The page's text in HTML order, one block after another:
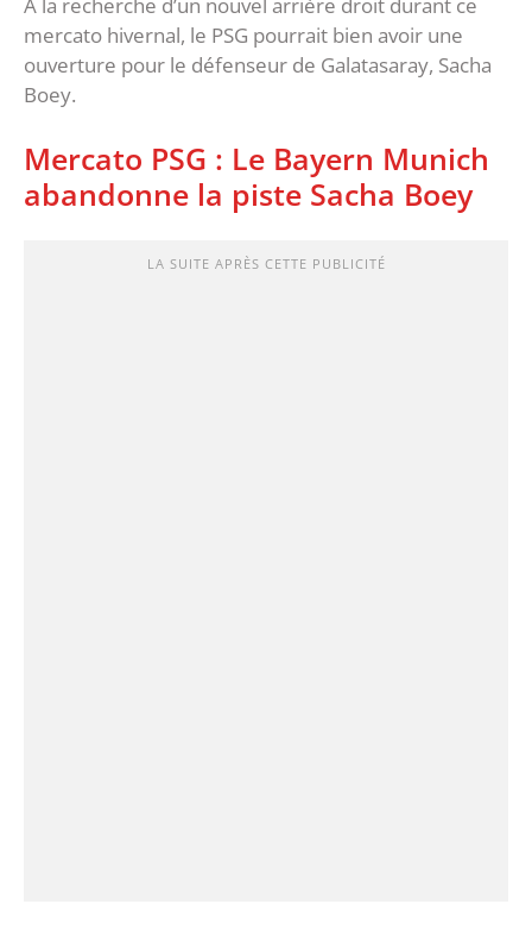
mercato hivernal, le PSG pourrait bien avoir une
ouverture pour le défenseur de Galatasaray, Sacha
Boey.
Mercato PSG : Le Bayern Munich
abandonne la piste Sacha Boey
LA SUITE APRÈS CETTE PUBLICITÉ